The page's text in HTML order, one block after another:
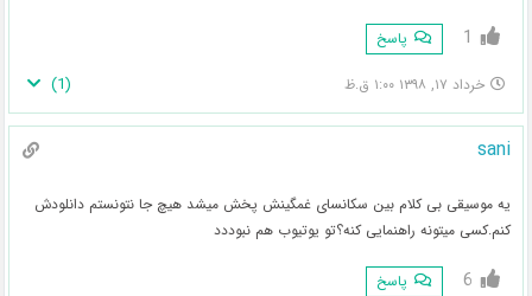
1 پاسخ
خرداد ۱۷, ۱۳۹۸ ۱:۰۰ ق.ظ (
1
)
sani
یه موسیقی بی کلام بین سکانسای غمگینش پخش میشد هیچ جا نتونستم دانلودش
کنم.کسی میتونه راهنمایی کنه؟تو یوتیوب هم نبوددد
6 پاسخ